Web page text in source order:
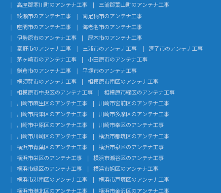
高座郡寒川町のアンテナ工事
三浦郡葉山町のアンテナ工事
綾瀬市のアンテナ工事
南足柄市のアンテナ工事
座間市のアンテナ工事
海老名市のアンテナ工事
伊勢原市のアンテナ工事
厚木市のアンテナ工事
秦野市のアンテナ工事
三浦市のアンテナ工事
逗子市のアンテナ工事
茅ヶ崎市のアンテナ工事
小田原市のアンテナ工事
鎌倉市のアンテナ工事
平塚市のアンテナ工事
横須賀市のアンテナ工事
相模原市南区のアンテナ工事
相模原市中央区のアンテナ工事
相模原市緑区のアンテナ工事
川崎市麻生区のアンテナ工事
川崎市宮前区のアンテナ工事
川崎市高津区のアンテナ工事
川崎市多摩区のアンテナ工事
川崎市中原区のアンテナ工事
川崎市幸区のアンテナ工事
川崎市川崎区のアンテナ工事
横浜市都筑区のアンテナ工事
横浜市青葉区のアンテナ工事
横浜市泉区のアンテナ工事
横浜市栄区のアンテナ工事
横浜市瀬谷区のアンテナ工事
横浜市緑区のアンテナ工事
横浜市旭区のアンテナ工事
横浜市港南区のアンテナ工事
横浜市戸塚区のアンテナ工事
横浜市港北区のアンテナ工事
横浜市金沢区のアンテナ工事